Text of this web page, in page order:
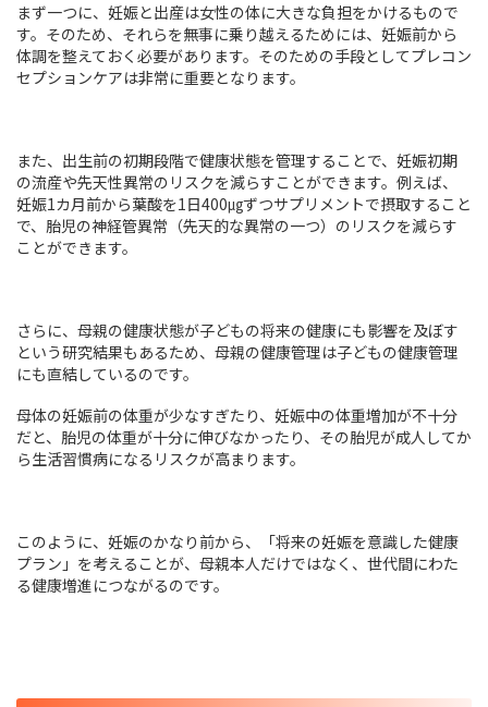
まず一つに、妊娠と出産は女性の体に大きな負担をかけるもので
す。そのため、それらを無事に乗り越えるためには、妊娠前から
体調を整えておく必要があります。そのための手段としてプレコン
セプションケアは非常に重要となります。
また、出生前の初期段階で健康状態を管理することで、妊娠初期
の流産や先天性異常のリスクを減らすことができます。例えば、
妊娠1カ月前から葉酸を1日400㎍ずつサプリメントで摂取すること
で、胎児の神経管異常（先天的な異常の一つ）のリスクを減らす
ことができます。
さらに、母親の健康状態が子どもの将来の健康にも影響を及ぼす
という研究結果もあるため、母親の健康管理は子どもの健康管理
にも直結しているのです。
母体の妊娠前の体重が少なすぎたり、妊娠中の体重増加が不十分
だと、胎児の体重が十分に伸びなかったり、その胎児が成人してか
ら生活習慣病になるリスクが高まります。
このように、妊娠のかなり前から、「将来の妊娠を意識した健康
プラン」を考えることが、母親本人だけではなく、世代間にわた
る健康増進につながるのです。